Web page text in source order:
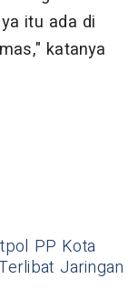
itu ada di
katanya
PP Kota
Jaringan